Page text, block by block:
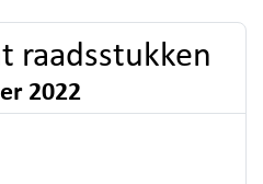
raadsstukken
2022